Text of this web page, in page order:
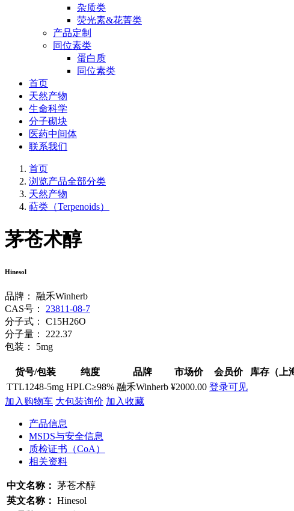
杂质类
荧光素&花菁类
产品定制
同位素类
蛋白质
同位素类
首页
天然产物
生命科学
分子砌块
医药中间体
联系我们
首页
浏览产品全部分类
天然产物
萜类（Terpenoids）
茅苍术醇
Hinesol
品牌：
融禾Winherb
CAS号：
23811-08-7
分子式：
C15H26O
分子量：
222.37
包装：
5mg
货号/包装 纯度 品牌 市场价 会员价 库存（上
TTL1248-5mg HPLC≥98% 融禾Winherb ¥2000.00 登录可见
加入购物车 大包装询价 加入收藏
产品信息
MSDS与安全信息
质检证书（CoA）
相关资料
中文名称： 茅苍术醇
英文名称： Hinesol